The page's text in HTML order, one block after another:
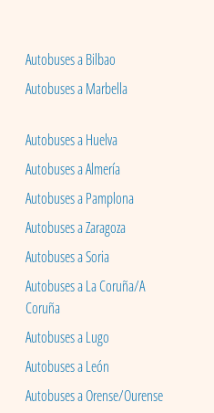
Autobuses a Bilbao
Autobuses a Marbella
Autobuses a Huelva
Autobuses a Almería
Autobuses a Pamplona
Autobuses a Zaragoza
Autobuses a Soria
Autobuses a La Coruña/A
Coruña
Autobuses a Lugo
Autobuses a León
Autobuses a Orense/Ourense